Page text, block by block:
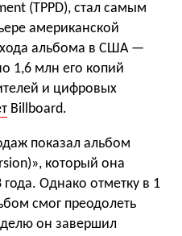
(TPPD), стал самым
американской
альбома в США —
1,6 млн его копий
и цифровых
Billboard.
показал альбом
который она
года. Однако отметку в 1
смог преодолеть
он завершил